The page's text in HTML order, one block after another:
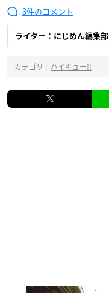
3
ライター：にじめん編集部
カテゴリ : ハイキュー!!